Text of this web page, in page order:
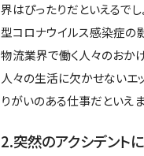
界はぴったりだといえるで
型コロナウイルス感染症の
物流業界で働く人々のおか
人々の生活に欠かせないエ
りがいのある仕事だといえま
2.突然のアクシデント